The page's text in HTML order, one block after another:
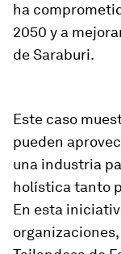
ha
2050 y a
de Saraburi.
Este caso
pueden
una industria
holística tanto
En esta